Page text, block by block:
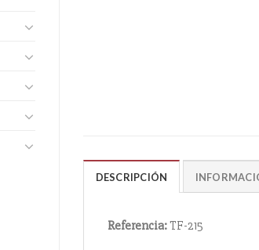
DESCRIPCIÓN
Referencia:TF-215